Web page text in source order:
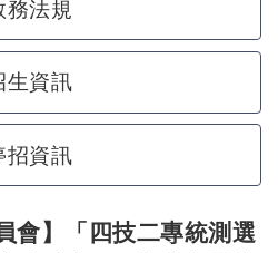
務法規
生資訊
招資訊
會】「四技二專統測選